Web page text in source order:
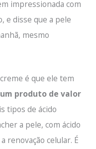
impressionada com
e disse que a pele
mesmo
é que ele tem
produto de valor
tipos de ácido
a pele, com ácido
renovação celular. É